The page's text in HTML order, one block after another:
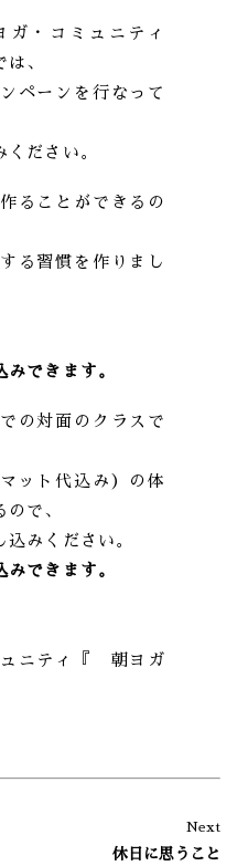
ガ・コミュニティ
、
ペーンを行なって
ださい。
ることができるの
る習慣を作りまし
みできます。
の対面のクラスで
ット代込み）の体
で、
込みください。
みできます。
ュニティ『 朝ヨガ
Next
休日に思うこと